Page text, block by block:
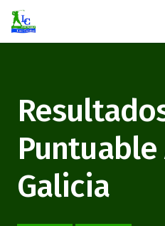
Galicia